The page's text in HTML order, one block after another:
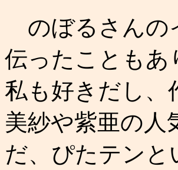
のぼるさんの
伝ったこともあ
私も好きだし、
美紗や紫亜の人
だ、ぴたテン